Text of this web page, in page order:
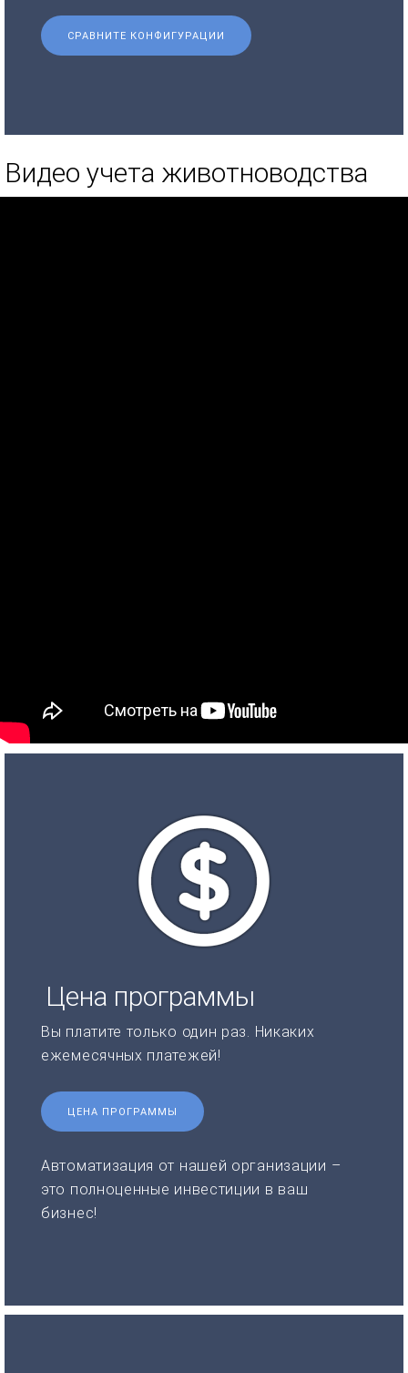
СРАВНИТЕ КОНФИГУРАЦИИ
Видео учета животноводства
Цена программы
Вы платите только один раз. Никаких
ежемесячных платежей!
ЦЕНА ПРОГРАММЫ
Автоматизация от нашей организации –
это полноценные инвестиции в ваш
бизнес!